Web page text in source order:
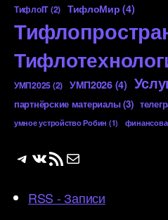
ТифлоIT(2) ТифлоМир (4)
УМП2025(2) УМП2026(4)
партнёрские материалы(3)
умное устройство Робин (1)
Telegram
ВКонтакте
RSS-лентаПочта
RSS - Записи